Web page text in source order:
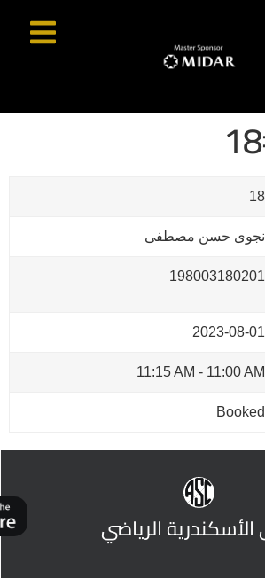
18
نجوى حسن مصطفى
198003180201
2023-08-01
11:00 AM
-
11:15 AM
Booked
الأسكندرية الرياضي